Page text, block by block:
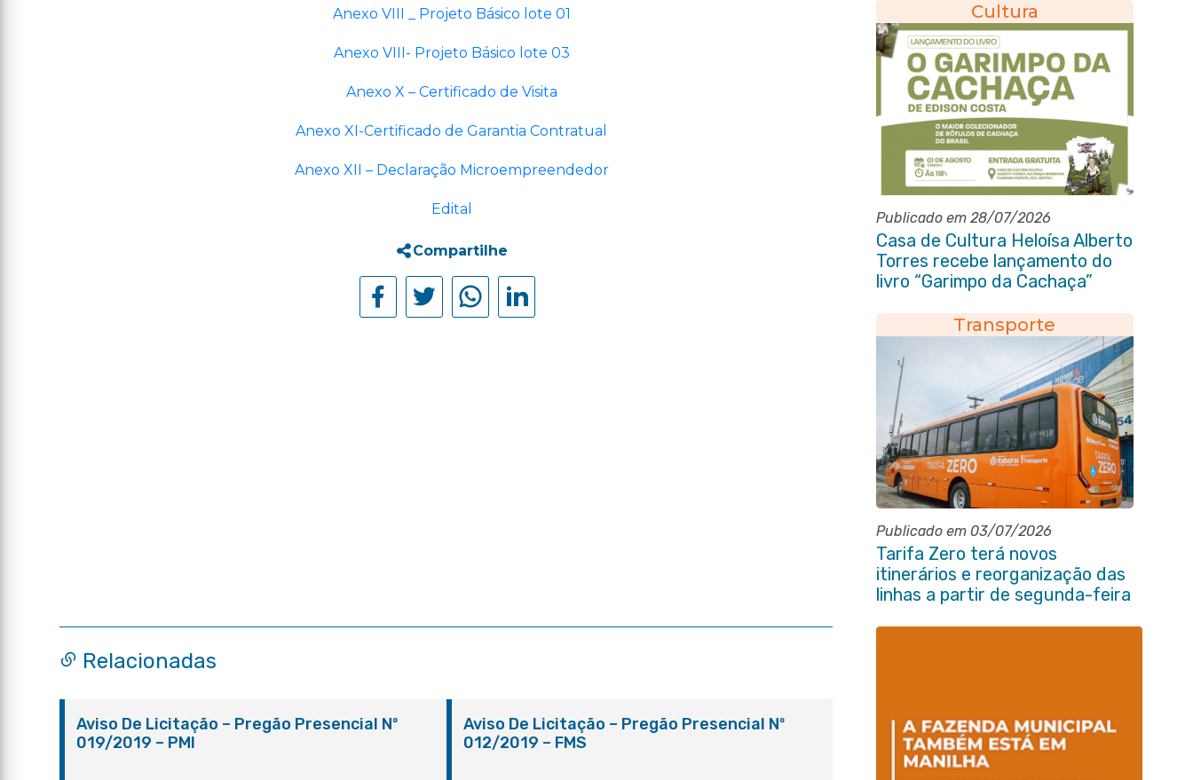
Anexo VIII _ Projeto Básico lote 01
Anexo VIII- Projeto Básico lote 03
Anexo X – Certificado de Visita
Anexo XI-Certificado de Garantia Contratual
Anexo XII – Declaração Microempreendedor
Edital
Compartilhe
Cultura
Publicado em 28/07/2026
Casa de Cultura Heloísa Alberto
Torres recebe lançamento do
livro “Garimpo da Cachaça”
Transporte
Publicado em 03/07/2026
Tarifa Zero terá novos
itinerários e reorganização das
linhas a partir de segunda-feira
Relacionadas
Aviso De Licitação – Pregão Presencial Nº
019/2019 – PMI
Aviso De Licitação – Pregão Presencial Nº
012/2019 – FMS